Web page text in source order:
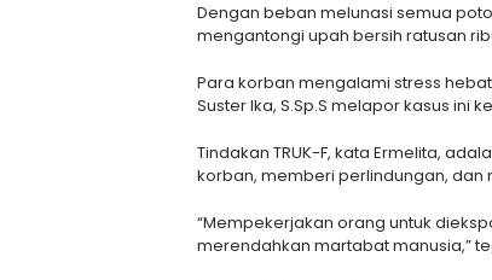
Dengan beban melunasi semua
mengantongi upah bersih ratusan
Para korban mengalami stress
Suster Ika, S.Sp.S melapor kasus ini
Tindakan TRUK-F, kata Ermelita,
korban, memberi perlindungan, dan
“Mempekerjakan orang untuk
merendahkan martabat manusia,”